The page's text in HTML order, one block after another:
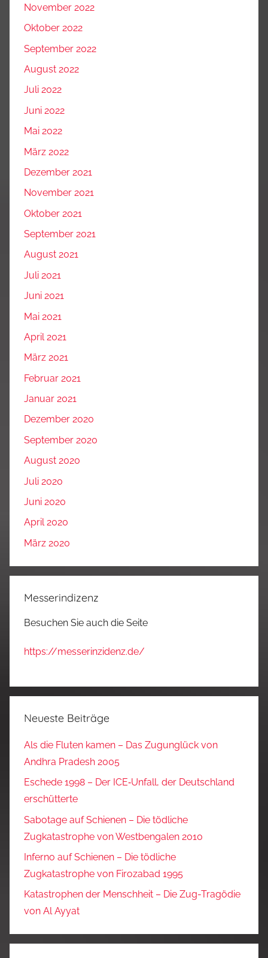
November 2022
Oktober 2022
September 2022
August 2022
Juli 2022
Juni 2022
Mai 2022
März 2022
Dezember 2021
November 2021
Oktober 2021
September 2021
August 2021
Juli 2021
Juni 2021
Mai 2021
April 2021
März 2021
Februar 2021
Januar 2021
Dezember 2020
September 2020
August 2020
Juli 2020
Juni 2020
April 2020
März 2020
Messerindizenz
Besuchen Sie auch die Seite
https://messerinzidenz.de/
Neueste Beiträge
Als die Fluten kamen – Das Zugunglück von
Andhra Pradesh 2005
Eschede 1998 – Der ICE‑Unfall, der Deutschland
erschütterte
Sabotage auf Schienen – Die tödliche
Zugkatastrophe von Westbengalen 2010
Inferno auf Schienen – Die tödliche
Zugkatastrophe von Firozabad 1995
Katastrophen der Menschheit – Die Zug-Tragödie
von Al Ayyat